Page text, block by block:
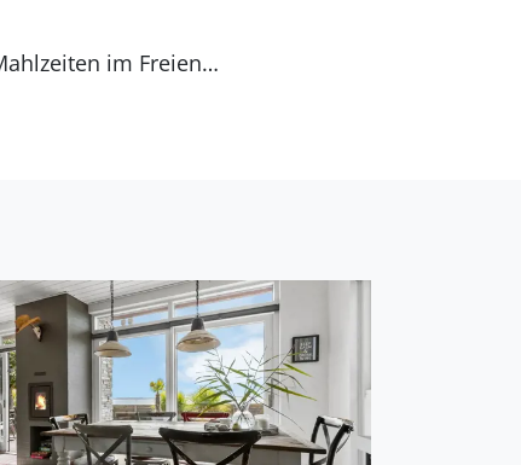
im Freien
in die